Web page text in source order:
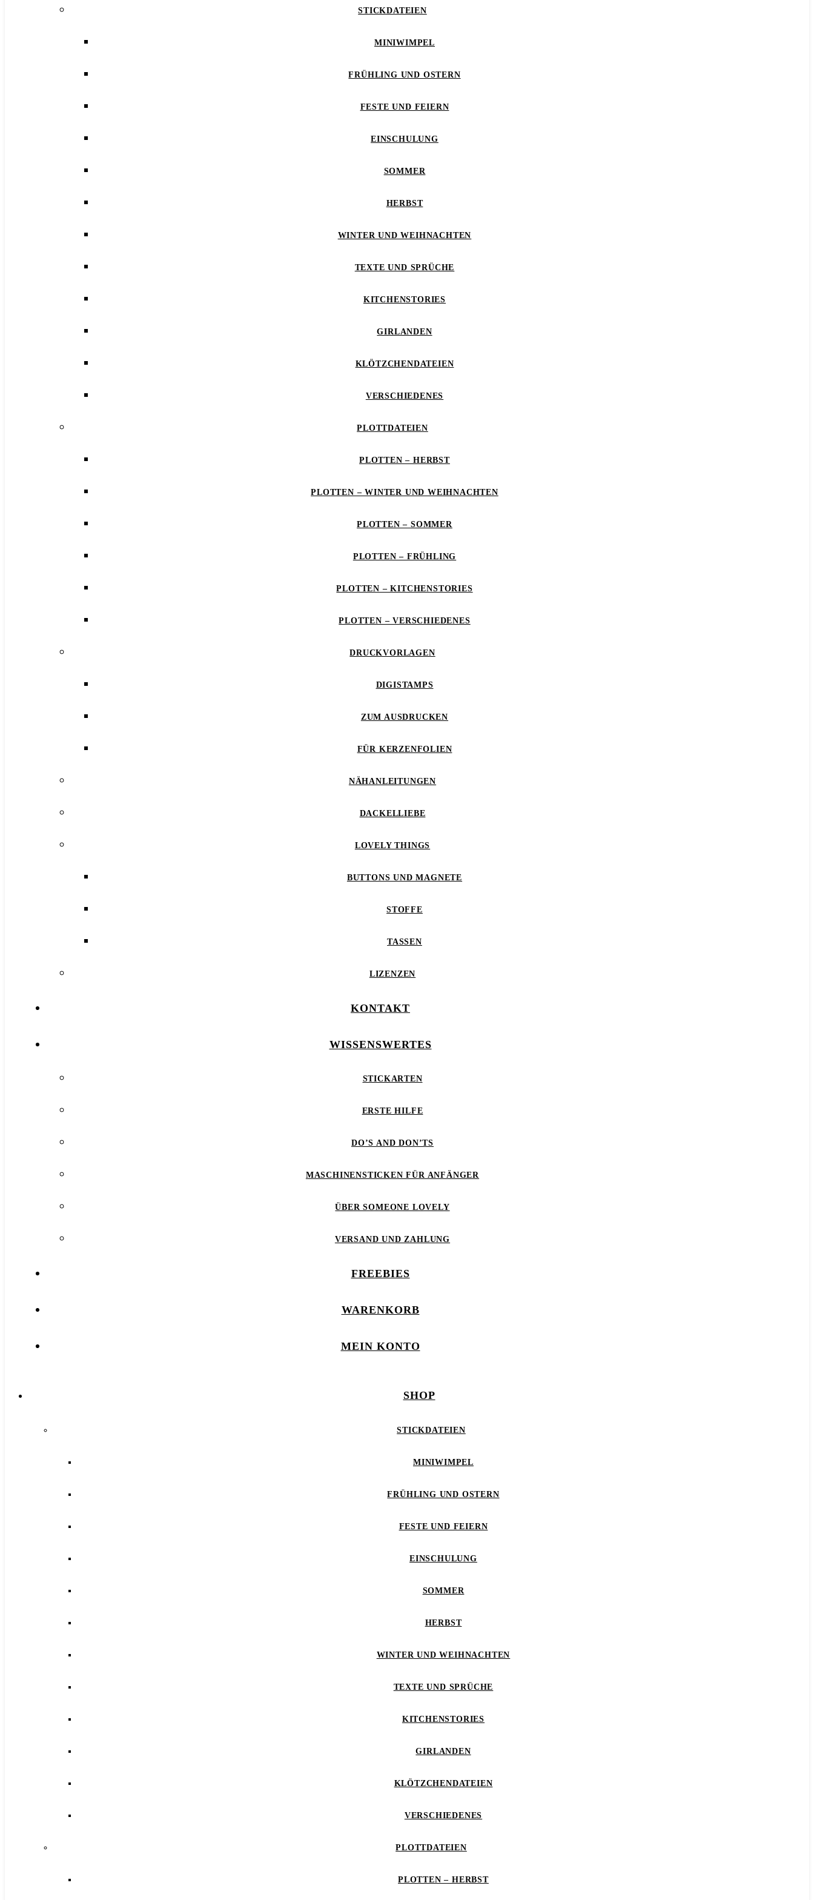
STICKDATEIEN
MINIWIMPEL
FRÜHLING UND OSTERN
FESTE UND FEIERN
EINSCHULUNG
SOMMER
HERBST
WINTER UND WEIHNACHTEN
TEXTE UND SPRÜCHE
KITCHENSTORIES
GIRLANDEN
KLÖTZCHENDATEIEN
VERSCHIEDENES
PLOTTDATEIEN
PLOTTEN – HERBST
PLOTTEN – WINTER UND WEIHNACHTEN
PLOTTEN – SOMMER
PLOTTEN – FRÜHLING
PLOTTEN – KITCHENSTORIES
PLOTTEN – VERSCHIEDENES
DRUCKVORLAGEN
DIGISTAMPS
ZUM AUSDRUCKEN
FÜR KERZENFOLIEN
NÄHANLEITUNGEN
DACKELLIEBE
LOVELY THINGS
BUTTONS UND MAGNETE
STOFFE
TASSEN
LIZENZEN
KONTAKT
WISSENSWERTES
STICKARTEN
ERSTE HILFE
DO’S AND DON’TS
MASCHINENSTICKEN FÜR ANFÄNGER
ÜBER SOMEONE LOVELY
VERSAND UND ZAHLUNG
FREEBIES
WARENKORB
MEIN KONTO
SHOP
STICKDATEIEN
MINIWIMPEL
FRÜHLING UND OSTERN
FESTE UND FEIERN
EINSCHULUNG
SOMMER
HERBST
WINTER UND WEIHNACHTEN
TEXTE UND SPRÜCHE
KITCHENSTORIES
GIRLANDEN
KLÖTZCHENDATEIEN
VERSCHIEDENES
PLOTTDATEIEN
PLOTTEN – HERBST